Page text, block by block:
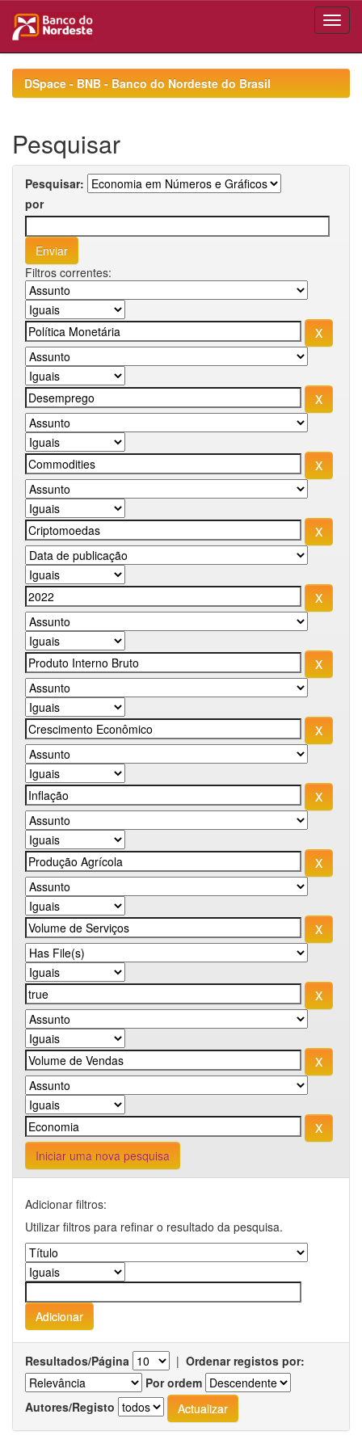
navigationDSpace - BNB - Banco do Nordeste do Brasil
Pesquisar
Pesquisar:
por
Filtros correntes:
Iniciar uma nova pesquisa
Adicionar filtros:
Utilizar filtros para refinar o resultado da pesquisa.
Resultados/Página | Ordenar registos por:
Por ordem
Autores/Registo